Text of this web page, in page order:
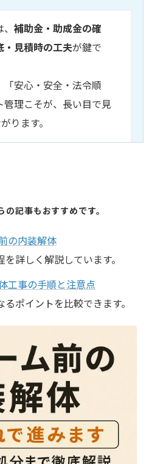
補助金・助成金の確
・見積時の工夫が鍵で
「安心・安全・法令順
理こそが、長い目で見
ります。
記事もおすすめです。
の内装解体
詳しく解説しています。
工事の手順と注意点
ポイントを比較できます。